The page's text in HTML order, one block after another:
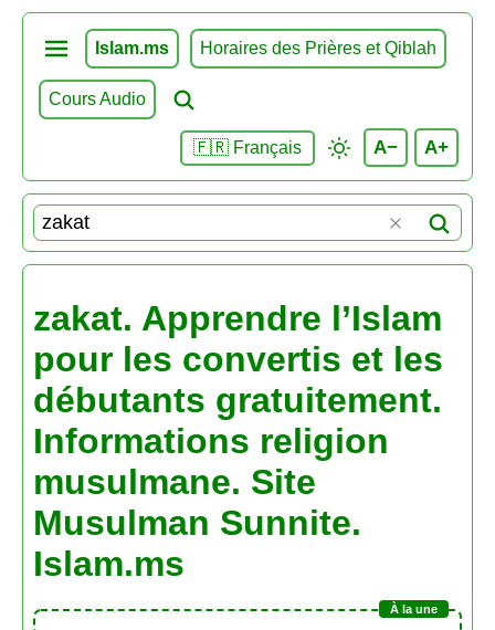
Islam.ms Horaires des Prières et Qiblah
Cours Audio
🇫🇷 Français A− A+
zakat. Apprendre l’Islam
pour les convertis et les
débutants gratuitement.
Informations religion
musulmane. Site
Musulman Sunnite.
Islam.ms